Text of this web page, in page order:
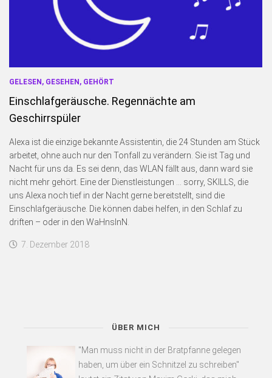
Blogserie: Unnützes Wissen
Blogserie: Spaß mit Wappen
Sonstiges
Blogserie: Rømø 2018
Archiv
Impressum
Bildnachweise
Datenschutzerklärung
Schnellfinder
GELESEN, GESEHEN, GEHÖRT
Einschlafgeräusche. Regennächte am
Geschirrspüler
Alexa ist die einzige bekannte Assistentin, die 24 Stunden am Stück
arbeitet, ohne auch nur den Tonfall zu verändern. Sie ist Tag und
Nacht für uns da. Es sei denn, das WLAN fällt aus, dann ward sie
nicht mehr gehört. Eine der Dienstleistungen … sorry, SKILLS, die
uns Alexa noch tief in der Nacht gerne bereitstellt, sind die
Einschlafgeräusche. Die können dabei helfen, in den Schlaf zu
driften – oder in den WaHnsInN.
7. Dezember 2018
ÜBER MICH
"Man muss nicht in der Bratpfanne gelegen
haben, um über ein Schnitzel zu schreiben"